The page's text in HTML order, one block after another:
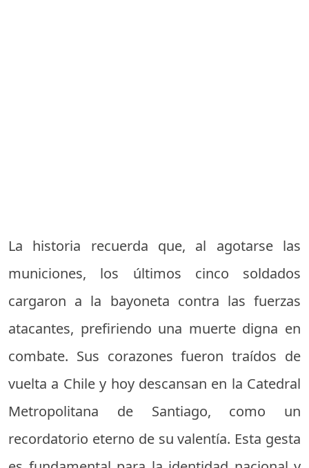
La historia recuerda que, al agotarse las
municiones, los últimos cinco soldados
cargaron a la bayoneta contra las fuerzas
atacantes, prefiriendo una muerte digna en
combate. Sus corazones fueron traídos de
vuelta a Chile y hoy descansan en la Catedral
Metropolitana de Santiago, como un
recordatorio eterno de su valentía. Esta gesta